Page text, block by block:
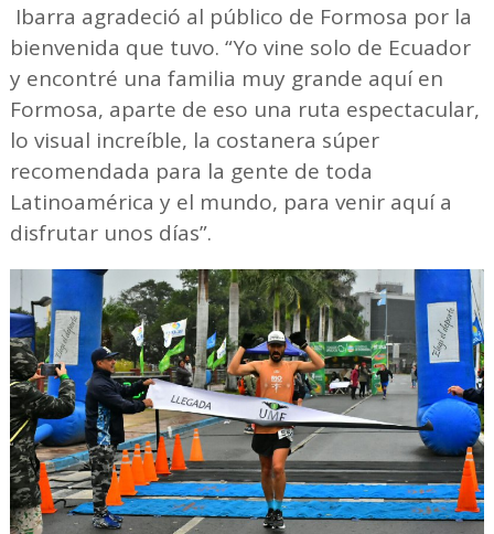
Ibarra agradeció al público de Formosa por la
bienvenida que tuvo. “Yo vine solo de Ecuador
y encontré una familia muy grande aquí en
Formosa, aparte de eso una ruta espectacular,
lo visual increíble, la costanera súper
recomendada para la gente de toda
Latinoamérica y el mundo, para venir aquí a
disfrutar unos días”.